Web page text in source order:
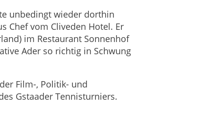
unbedingt wieder dorthin
Chef vom Cliveden Hotel. Er
im Restaurant Sonnenhof
Ader so richtig in Schwung
Film-, Politik- und
Gstaader Tennisturniers.